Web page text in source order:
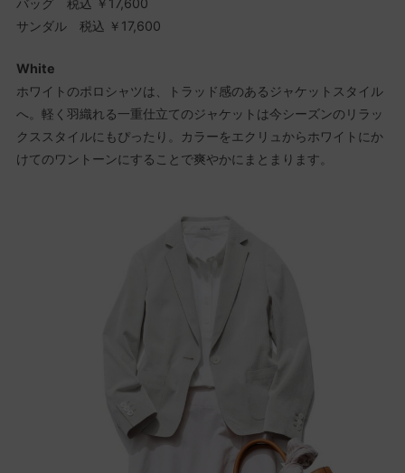
バッグ 税込 ￥17,600
サンダル 税込 ￥17,600
White
ホワイトのポロシャツは、トラッド感のあるジャケットスタイル
へ。軽く羽織れる一重仕立てのジャケットは今シーズンのリラッ
クススタイルにもぴったり。カラーをエクリュからホワイトにか
けてのワントーンにすることで爽やかにまとまります。